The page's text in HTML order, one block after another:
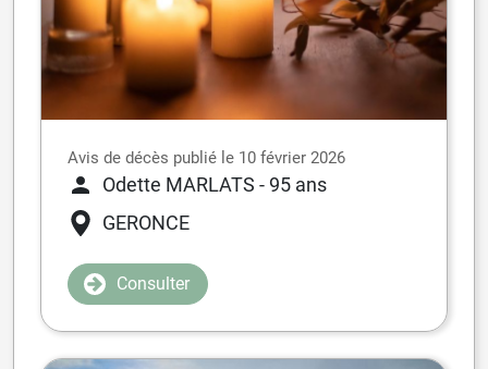
Avis de décès publié le 10 février 2026
Odette MARLATS - 95 ans
GERONCE
Consulter